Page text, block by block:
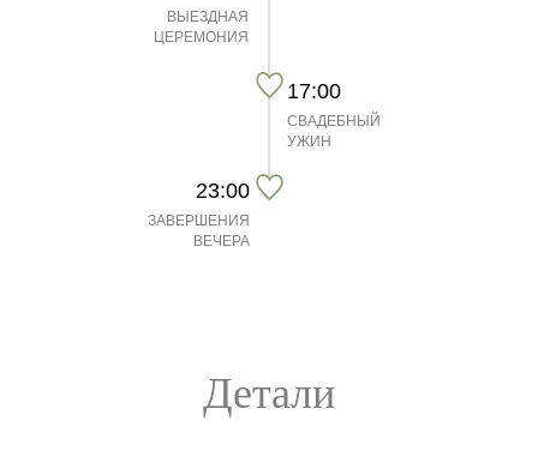
ВЫЕЗДНАЯ
ЦЕРЕМОНИЯ
17:00
СВАДЕБНЫЙ
УЖИН
ЗАВЕРШЕНИЯ
ВЕЧЕРА
23:00
Детали